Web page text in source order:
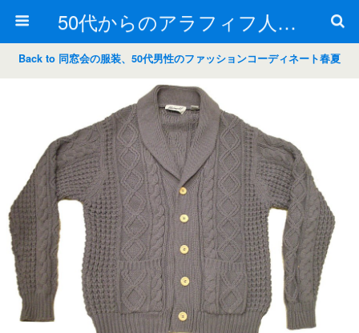
50代からのアラフィフ人生の楽しみ方
Back to 同窓会の服装、50代男性のファッションコーディネート春夏